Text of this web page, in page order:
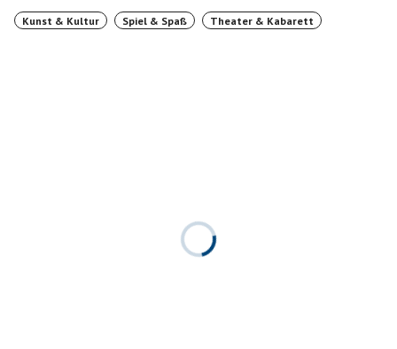
Kunst & Kultur Spiel & Spaß Theater & Kabarett